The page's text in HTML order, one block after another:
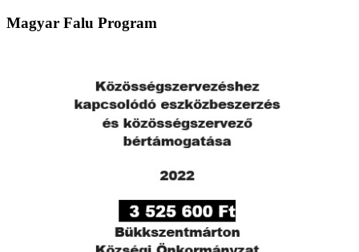
Magyar Falu Program